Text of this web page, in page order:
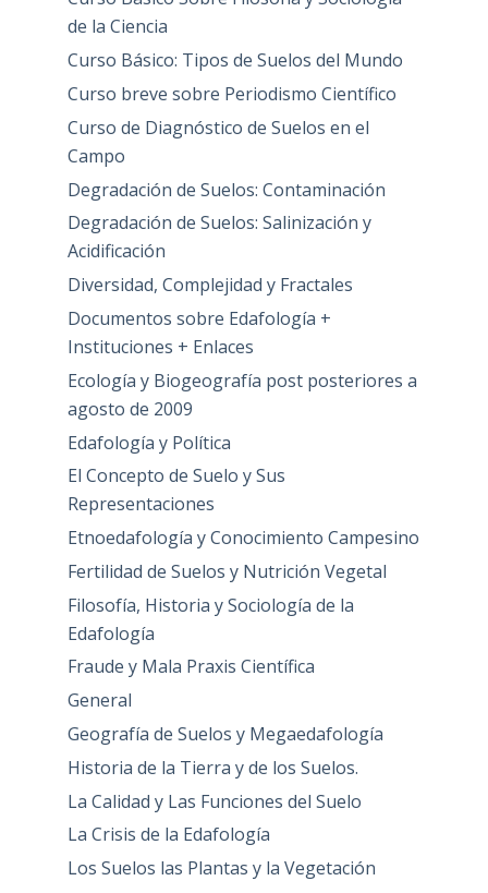
de la Ciencia
Curso Básico: Tipos de Suelos del Mundo
Curso breve sobre Periodismo Científico
Curso de Diagnóstico de Suelos en el
Campo
Degradación de Suelos: Contaminación
Degradación de Suelos: Salinización y
Acidificación
Diversidad, Complejidad y Fractales
Documentos sobre Edafología +
Instituciones + Enlaces
Ecología y Biogeografía post posteriores a
agosto de 2009
Edafología y Política
El Concepto de Suelo y Sus
Representaciones
Etnoedafología y Conocimiento Campesino
Fertilidad de Suelos y Nutrición Vegetal
Filosofía, Historia y Sociología de la
Edafología
Fraude y Mala Praxis Científica
General
Geografía de Suelos y Megaedafología
Historia de la Tierra y de los Suelos.
La Calidad y Las Funciones del Suelo
La Crisis de la Edafología
Los Suelos las Plantas y la Vegetación